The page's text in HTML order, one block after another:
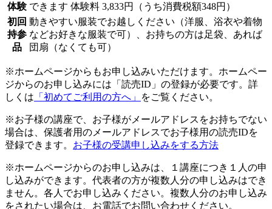
体験 できます 体験料 3,833円（うち消費税額348円）
初回
持参
品
動きやすい服装でお越しください（洋服、浴衣や着物
などお好きな服装で可）、お持ちの方は足袋、あれば
団扇（なくても可）
※ホームページからもお申し込みいただけます。ホームペー
ジからのお申し込みには「読売ID」の登録が必要です。詳
しくは 「初めてご利用の方へ」 をご覧ください。
※お子様の講座で、お子様がメールアドレスをお持ちでない
場合は、保護者用のメールアドレスでお子様用の読売IDを
登録できます。 お子様の受講申し込みをする方法
※ホームページからのお申し込みは、１講座につき１人の申
し込みができます。代表者の方が複数人分の申し込みはでき
ません。各人でお申し込みください。複数人分のお申し込み
をされたい場合は、お電話でお問い合わせください。